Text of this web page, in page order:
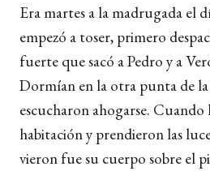
Era martes a la madrugada el
empezó a toser, primero
fuerte que sacó a Pedro y a
Dormían en la otra punta de la
escucharon ahogarse.
habitación y prendieron las
vieron fue su cuerpo sobre el